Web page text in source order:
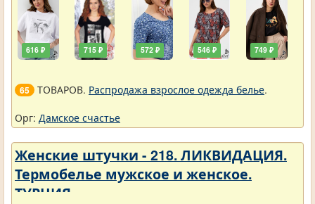
616 ₽ 715 ₽ 572 ₽ 546 ₽ 749 ₽
65 ТОВАРОВ. Распродажа взрослое одежда белье.
Орг: Дамское счастье
Женские штучки - 218. ЛИКВИДАЦИЯ.
Термобелье мужское и женское.
ТУРЦИЯ